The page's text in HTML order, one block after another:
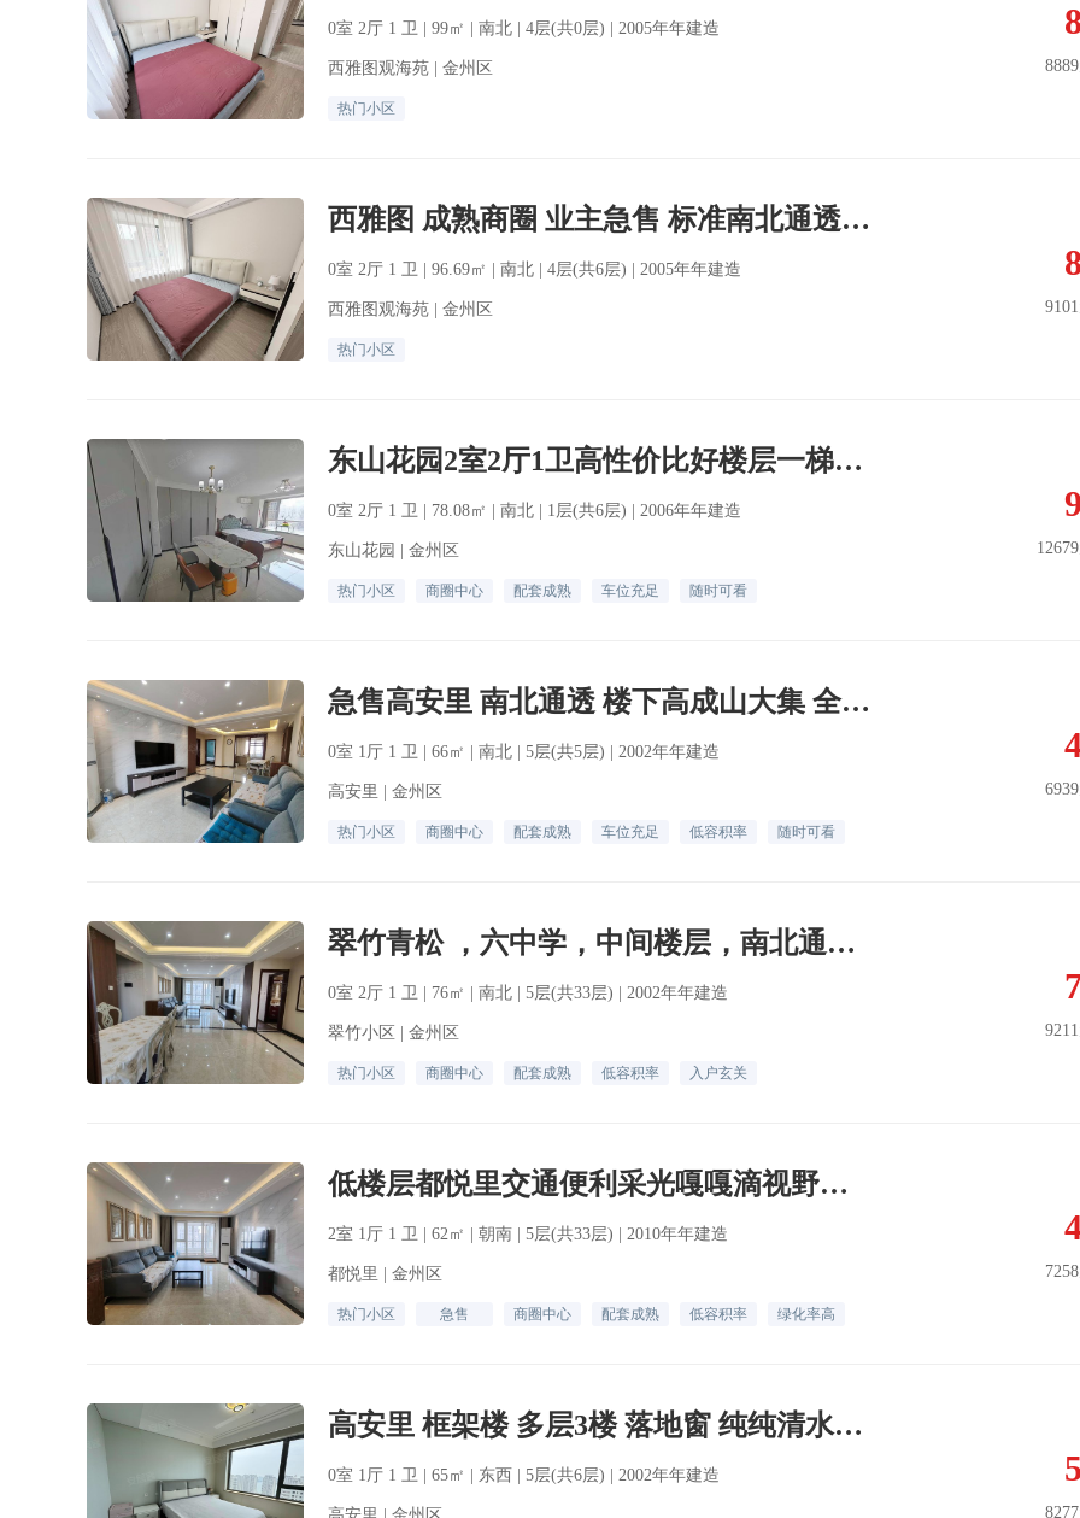
0室 2厅 1 卫 | 99㎡ | 南北 | 4层(共0层) | 2005年年建造
西雅图观海苑 | 金州区
热门小区
西雅图 成熟商圈 业主急售 标准南北通透稀缺户型
0室 2厅 1 卫 | 96.69㎡ | 南北 | 4层(共6层) | 2005年年建造
西雅图观海苑 | 金州区
热门小区
东山花园2室2厅1卫高性价比好楼层一梯两户
0室 2厅 1 卫 | 78.08㎡ | 南北 | 1层(共6层) | 2006年年建造
东山花园 | 金州区
热门小区 商圈中心 配套成熟 车位充足 随时可看
急售高安里 南北通透 楼下高成山大集 全天采光 近
0室 1厅 1 卫 | 66㎡ | 南北 | 5层(共5层) | 2002年年建造
高安里 | 金州区
热门小区 商圈中心 配套成熟 车位充足 低容积率 随时可看
翠竹青松 ，六中学，中间楼层，南北通透，带平台拎包即住
0室 2厅 1 卫 | 76㎡ | 南北 | 5层(共33层) | 2002年年建造
翠竹小区 | 金州区
热门小区 商圈中心 配套成熟 低容积率 入户玄关
低楼层都悦里交通便利采光嘎嘎滴视野开阔拎包即住成熟配套近大集
2室 1厅 1 卫 | 62㎡ | 朝南 | 5层(共33层) | 2010年年建造
都悦里 | 金州区
热门小区 急售 商圈中心 配套成熟 低容积率 绿化率高
高安里 框架楼 多层3楼 落地窗 纯纯清水房 就是急售 急售
0室 1厅 1 卫 | 65㎡ | 东西 | 5层(共6层) | 2002年年建造